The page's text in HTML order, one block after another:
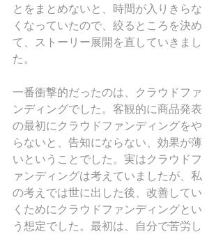
とをまとめないと、時間が入りきらな
くなっていたので、絞るところを決め
て、ストーリー展開を直していきまし
た。
一番衝撃的だったのは、クラウドファ
ンディングでした。客観的に商品発表
の最初にクラウドファンディングをや
らないと、告知にならない、効果が薄
いということでした。実はクラウドフ
ァンディングは考えていましたが、私
の考えでは世に出した後、改善してい
くためにクラウドファンディングとい
う想定でした。最初は、自分で苦労し